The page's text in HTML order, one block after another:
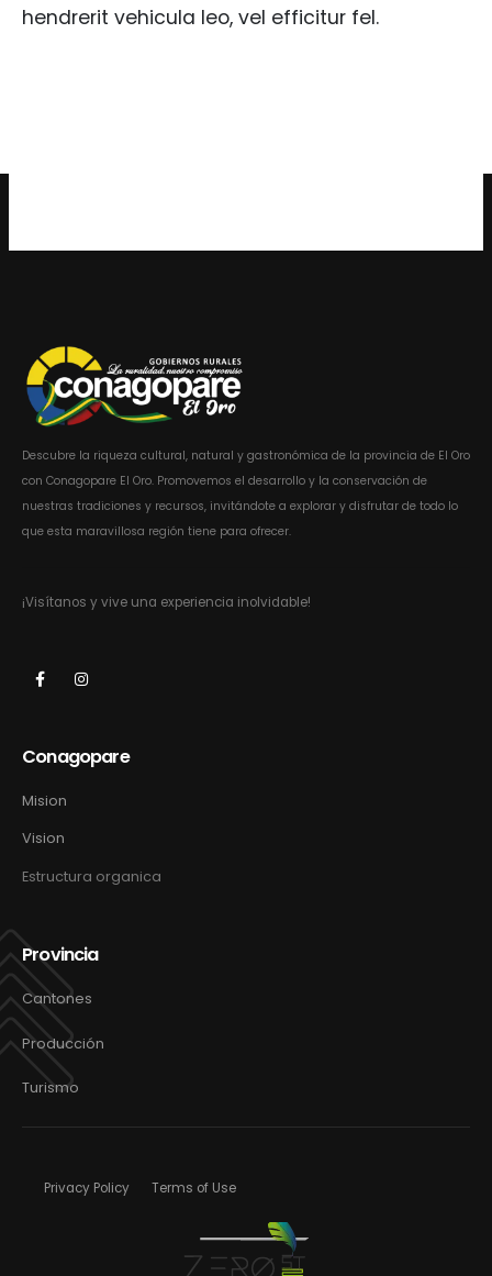
hendrerit vehicula leo, vel efficitur fel.
Descubre la riqueza cultural, natural y gastronómica de la provincia de El Oro
con Conagopare El Oro. Promovemos el desarrollo y la conservación de
nuestras tradiciones y recursos, invitándote a explorar y disfrutar de todo lo
que esta maravillosa región tiene para ofrecer.
¡Visítanos y vive una experiencia inolvidable!
Conagopare
Mision
Vision
Estructura organica
Provincia
Cantones
Producción
Turismo
Privacy Policy Terms of Use